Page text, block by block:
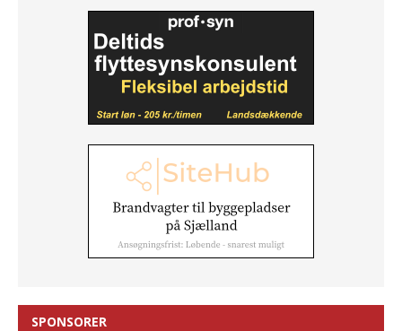
SPONSORER